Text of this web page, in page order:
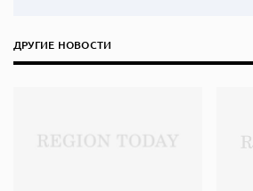
ДРУГИЕ НОВОСТИ